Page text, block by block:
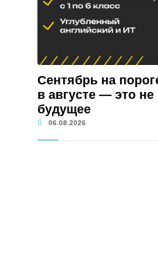
Сентябрь на
в августе — это
будущее
06.08.2026